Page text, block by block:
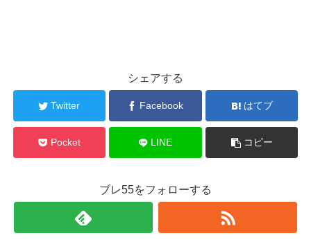
シェアする
Twitter Facebook はてブ
Pocket LINE コピー
ブレ55をフォローする